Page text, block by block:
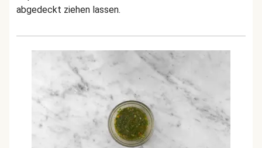
abgedeckt ziehen lassen.